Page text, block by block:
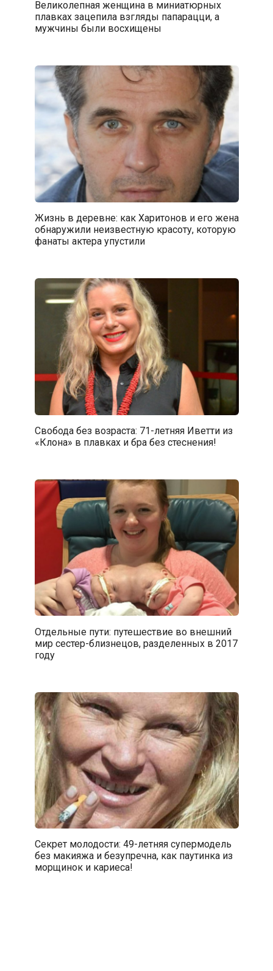
Великолепная женщина в миниатюрных
плавках зацепила взгляды папарацци, а
мужчины были восхищены
Жизнь в деревне: как Харитонов и его жена
обнаружили неизвестную красоту, которую
фанаты актера упустили
Свобода без возраста: 71-летняя Иветти из
«Клона» в плавках и бра без стеснения!
Отдельные пути: путешествие во внешний
мир сестер-близнецов, разделенных в 2017
году
Секрет молодости: 49-летняя супермодель
без макияжа и безупречна, как паутинка из
морщинок и кариеса!